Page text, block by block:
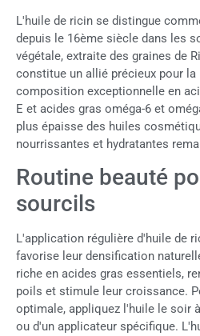
L'huile de ricin se distingue
depuis le 16ème siècle dans les
végétale, extraite des graines de
constitue un allié précieux pour la
composition exceptionnelle en
E et acides gras oméga-6 et
plus épaisse des huiles
nourrissantes et hydratantes
Routine beauté
sourcils
L'application régulière d'huile de
favorise leur densification
riche en acides gras essentiels,
poils et stimule leur croissance.
optimale, appliquez l'huile le soir
ou d'un applicateur spécifique.